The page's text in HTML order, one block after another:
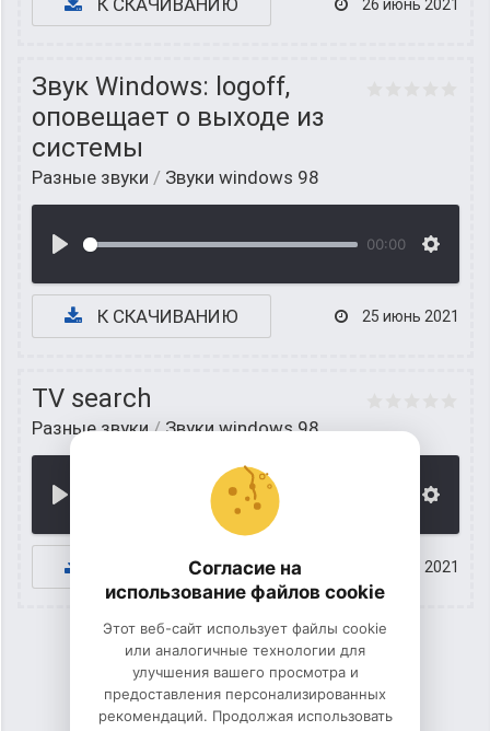
К СКАЧИВАНИЮ 26 июнь 2021
Звук Windows: logoff,
оповещает о выходе из
системы
Разные звуки / Звуки windows 98
00:00
К СКАЧИВАНИЮ 25 июнь 2021
TV search
Разные звуки/Звуки windows 98
К СКАЧИВАНИЮ 24 июнь 2021
Согласие на
использование файлов cookie
Этот веб-сайт использует файлы cookie
или аналогичные технологии для
улучшения вашего просмотра и
предоставления персонализированных
рекомендаций. Продолжая использовать